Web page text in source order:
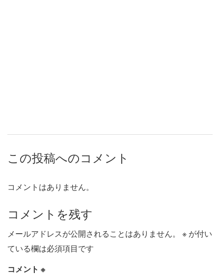
この投稿へのコメント
コメントはありません。
コメントを残す
メールアドレスが公開されることはありません。 ※ が付い
ている欄は必須項目です
コメント ※